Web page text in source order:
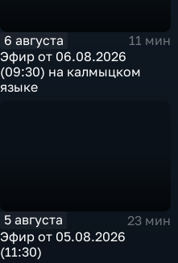
6 августа
11 мин
Эфир от 06.08.2026
(09:30) на калмыцком
языке
5 августа
23 мин
Эфир от 05.08.2026
(11:30)